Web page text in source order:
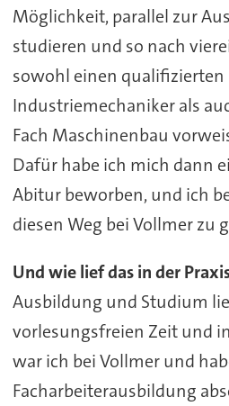
Möglichkeit, parallel zur
studieren und so nach
sowohl einen qualifizierten
Industriemechaniker als
Fach Maschinenbau
Dafür habe ich mich dann
Abitur beworben, und ich
diesen Weg bei Vollmer zu
Und wie lief das in der
Ausbildung und Studium
vorlesungsfreien Zeit und
war ich bei Vollmer und
Facharbeiterausbildung